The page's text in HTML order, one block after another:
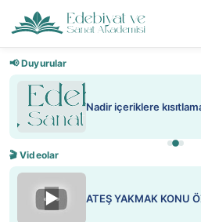
📢 Duyurular
Nadir içeriklere
🎬 Videolar
▶ ATEŞ YAKMAK KONU